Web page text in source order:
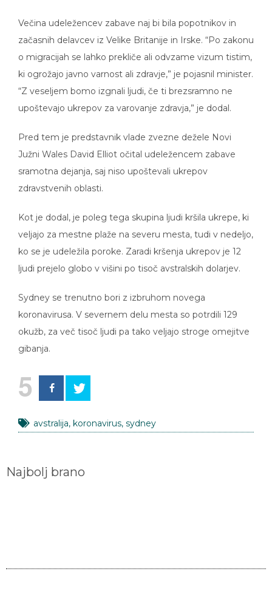
Večina udeležencev zabave naj bi bila popotnikov in
začasnih delavcev iz Velike Britanije in Irske. “Po zakonu
o migracijah se lahko prekliče ali odvzame vizum tistim,
ki ogrožajo javno varnost ali zdravje,” je pojasnil minister.
“Z veseljem bomo izgnali ljudi, če ti brezsramno ne
upoštevajo ukrepov za varovanje zdravja,” je dodal.
Pred tem je predstavnik vlade zvezne dežele Novi
Južni Wales David Elliot očital udeležencem zabave
sramotna dejanja, saj niso upoštevali ukrepov
zdravstvenih oblasti.
Kot je dodal, je poleg tega skupina ljudi kršila ukrepe, ki
veljajo za mestne plaže na severu mesta, tudi v nedeljo,
ko se je udeležila poroke. Zaradi kršenja ukrepov je 12
ljudi prejelo globo v višini po tisoč avstralskih dolarjev.
Sydney se trenutno bori z izbruhom novega
koronavirusa. V severnem delu mesta so potrdili 129
okužb, za več tisoč ljudi pa tako veljajo stroge omejitve
gibanja.
5
avstralija, koronavirus, sydney
Najbolj brano